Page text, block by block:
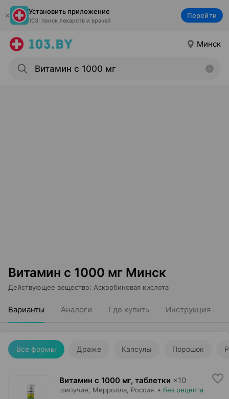
Установить приложение
103: поиск лекарств и врачей
Перейти
Минск
Витамин с 1000 мг Минск
Действующее вещество: Аскорбиновая кислота
Варианты Аналоги Где купить Инструкция
Все формы Драже Капсулы Порошок
Витамин с 1000 мг, таблетки ×10
шипучие, Мирролла , Россия • без рецепта